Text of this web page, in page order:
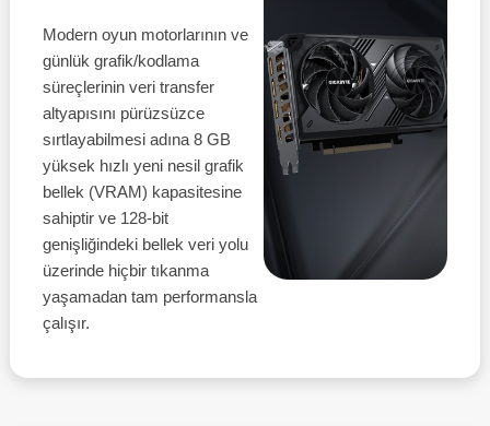
Modern oyun motorlarının ve
günlük grafik/kodlama
süreçlerinin veri transfer
altyapısını pürüzsüzce
sırtlayabilmesi adına 8 GB
yüksek hızlı yeni nesil grafik
bellek (VRAM) kapasitesine
sahiptir ve 128-bit
genişliğindeki bellek veri yolu
üzerinde hiçbir tıkanma
yaşamadan tam performansla
çalışır.